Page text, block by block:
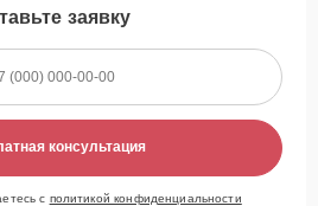
заявку
консультация
с политикой конфиденциальности